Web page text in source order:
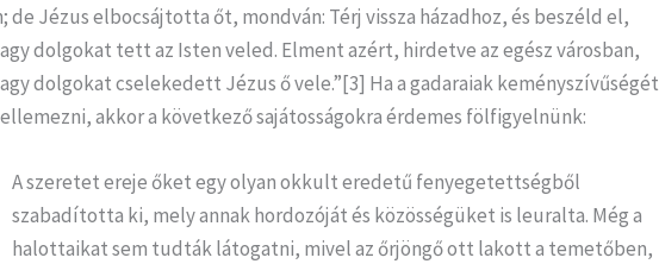
de Jézus elbocsájtotta őt, mondván: Térj vissza házadhoz, és beszéld el,
dolgokat tett az Isten veled. Elment azért, hirdetve az egész városban,
dolgokat cselekedett Jézus ő vele.”[3] Ha a gadaraiak keményszívűségét
akkor a következő sajátosságokra érdemes fölfigyelnünk:
A szeretet ereje őket egy olyan okkult eredetű fenyegetettségből
szabadította ki, mely annak hordozóját és közösségüket is leuralta. Még a
halottaikat sem tudták látogatni, mivel az őrjöngő ott lakott a temetőben,